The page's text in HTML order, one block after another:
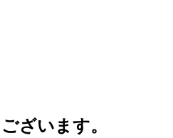
ざいます。